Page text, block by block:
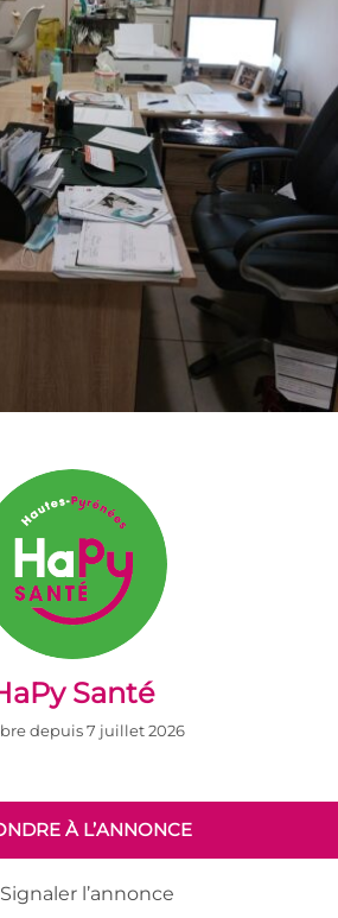
Santé
depuis 7 juillet 2026
À L’ANNONCE
Signaler l’annonce